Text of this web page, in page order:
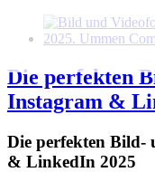
Inhalt
Die perfekten
Instagram &
Die perfekten Bild-
& LinkedIn 2025